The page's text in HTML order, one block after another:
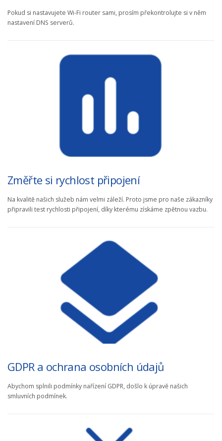
Pokud si nastavujete Wi-Fi router sami, prosím překontrolujte si v něm
nastavení DNS serverů.
Změřte si rychlost připojení
Na kvalitě našich služeb nám velmi záleží. Proto jsme pro naše zákazníky
připravili test rychlosti připojení, díky kterému získáme zpětnou vazbu.
GDPR a ochrana osobních údajů
Abychom splnili podmínky nařízení GDPR, došlo k úpravě našich
smluvních podmínek.